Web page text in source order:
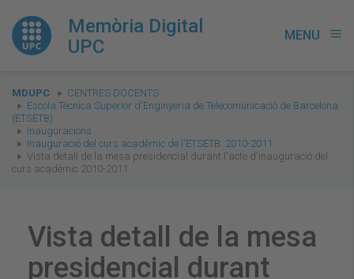
Memòria Digital
UPC
MENU menu
You
are
here:
MDUPC
CENTRES DOCENTS
Escola Tècnica Superior d'Enginyeria de Telecomunicació de Barcelona
(ETSETB)
Inauguracions
Inauguració del curs acadèmic de l'ETSETB. 2010-2011
Vista detall de la mesa presidencial durant l'acte d'inauguració del
curs acadèmic 2010-2011
Vista detall de la mesa
presidencial durant